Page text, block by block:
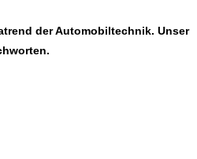
der Automobiltechnik. Unser